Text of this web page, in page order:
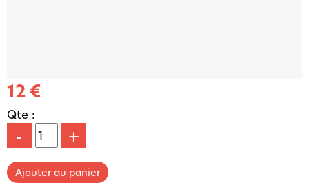
12 €
Qte :
- +